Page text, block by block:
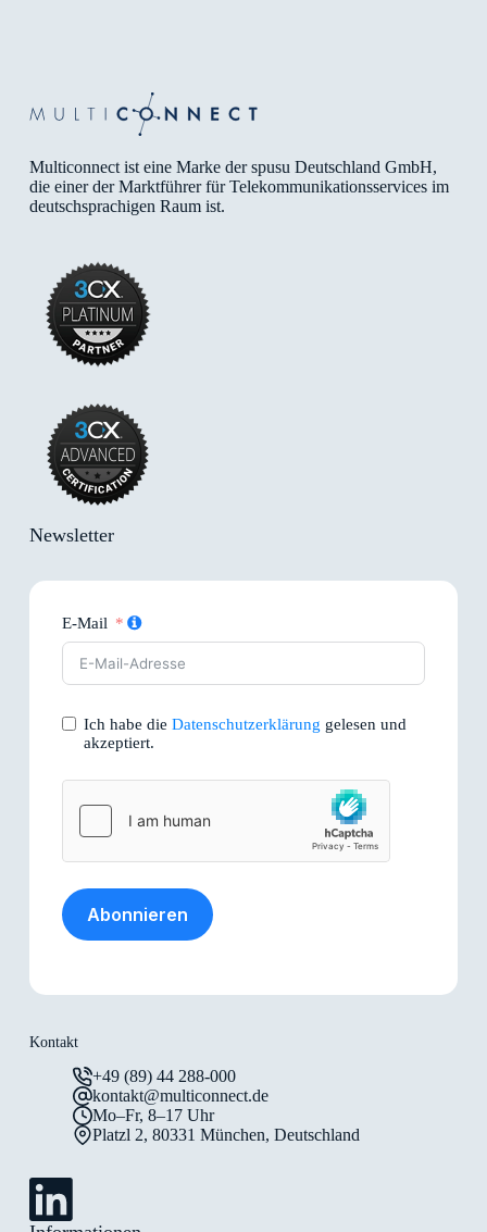
Multiconnect ist eine Marke der spusu Deutschland GmbH,
die einer der Marktführer für Telekommunikationsservices im
deutschsprachigen Raum ist.
Kontakt
+49 (89) 44 288-000
kontakt@multiconnect.de
Mo–Fr, 8–17 Uhr
Platzl 2, 80331 München, Deutschland
Newsletter
E-Mail
Ich habe die Datenschutzerklärung gelesen und
akzeptiert.
Abonnieren